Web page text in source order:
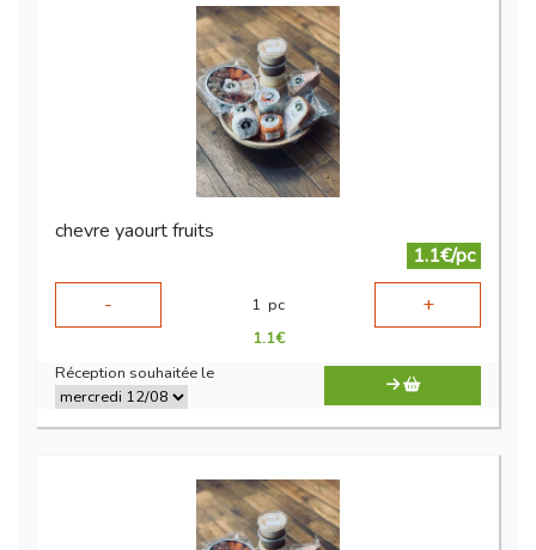
chevre yaourt fruits
1.1€/pc
-
1 pc +
1.1€
Réception souhaitée le